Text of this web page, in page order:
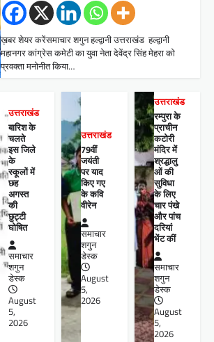
ख़बर शेयर करेंसमाचार शगुन हल्द्वानी उत्तराखंड हल्द्वानी
महानगर कांग्रेस कमेटी का युवा नेता देवेंद्र सिंह मेहरा को
प्रवक्ता मनोनीत किया…
उत्तराखंड
बारिश के
चलते
इस जिले
के
स्कूलों में
छह
अगस्त
की
छुट्टी
घोषित
समाचार
शगुन
डेस्क
August
5,
2026
उत्तराखंड
79वीं
जयंती
पर याद
किए गए
के कवि
वीरेन
समाचार
शगुन
डेस्क
August
5,
2026
उत्तराखंड
रम्पुरा के
प्राचीन
कटोरी
मंदिर में
श्रद्धालु
ओं की
सुविधा
के लिए
चार पंखे
और पांच
दरियां
भेंट कीं
समाचार
शगुन
डेस्क
August
5,
2026